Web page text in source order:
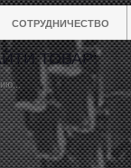
СОТРУДНИЧЕСТВО
ТОВАР: